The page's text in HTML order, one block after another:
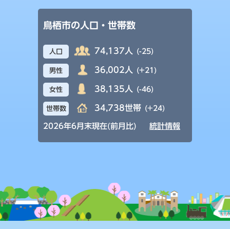
鳥栖市の人口・世帯数
人口 74,137人 (-25)
男性 36,002人 (+21)
女性 38,135人 (-46)
世帯数 34,738世帯 (+24)
2026年6月末現在(前月比) 統計情報